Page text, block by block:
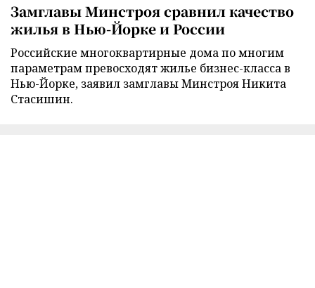
Замглавы Минстроя сравнил качество
жилья в Нью-Йорке и России
Российские многоквартирные дома по многим
параметрам превосходят жилье бизнес-класса в
Нью-Йорке, заявил замглавы Минстроя Никита
Стасишин.